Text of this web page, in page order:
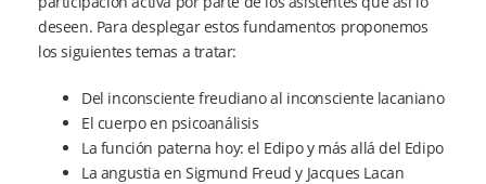
deseen. Para desplegar estos fundamentos proponemos
los siguientes temas a tratar:
Del inconsciente freudiano al inconsciente lacaniano
El cuerpo en psicoanálisis
La función paterna hoy: el Edipo y más allá del Edipo
La angustia en Sigmund Freud y Jacques Lacan